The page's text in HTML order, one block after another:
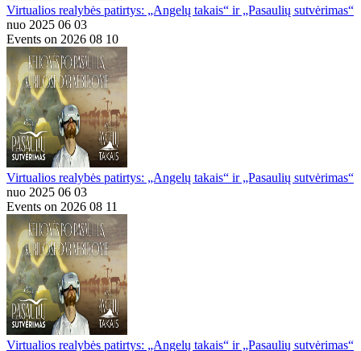
Virtualios realybės patirtys: „Angelų takais“ ir „Pasaulių sutvėrimas“
nuo 2025 06 03
Events on 2026 08 10
Virtualios realybės patirtys: „Angelų takais“ ir „Pasaulių sutvėrimas“
nuo 2025 06 03
Events on 2026 08 11
Virtualios realybės patirtys: „Angelų takais“ ir „Pasaulių sutvėrimas“